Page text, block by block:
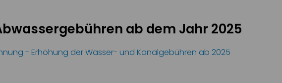
ab dem Jahr 2025
- Erhöhung der Wasser- und Kanalgebühren ab 2025